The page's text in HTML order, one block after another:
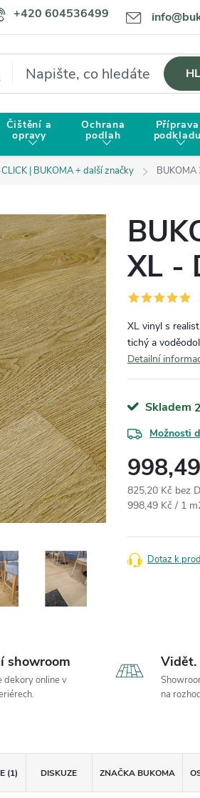
+420 604536499
a platba Proč zvolit BUKOMU?
Čištění a
opravy
Ochrana
podlah
Příprava
podkladu
| BUKOMA + další značky BUKOMA
XL -
XL vinyl s
tichý a
Detailní
Skladem
Možnosti
825,20 Kč bez
Měrná cena:
998,49 Kč / 1
Dotaz k
showroom
dekory online v
Vidět.
na
(1) DISKUZE ZNAČKABUKOMA